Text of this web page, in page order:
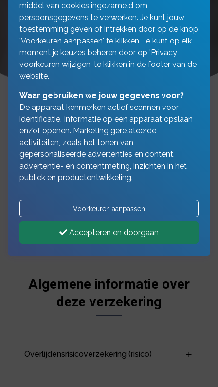
Algemene informatie over
deze verzekering
Overlijdensrisicoverzekering (risico)
middel van cookies ingezameld om
persoonsgegevens te verwerken. Je kunt jouw
toestemming geven of intrekken door op de knop
'Voorkeuren aanpassen' te klikken. Je kunt op elk
moment je keuzes beheren door op 'Privacy
voorkeuren wijzigen' te klikken in de footer van de
website.
Waar gebruiken we jouw gegevens voor?
De apparaat kenmerken actief scannen voor
identificatie. Informatie op een apparaat opslaan
en/of openen. Marketing gerelateerde
activiteiten, zoals het tonen van
gepersonaliseerde advertenties en content,
advertentie- en contentmeting, inzichten in het
publiek en productontwikkeling.
Voorkeuren aanpassen
Accepteren en doorgaan